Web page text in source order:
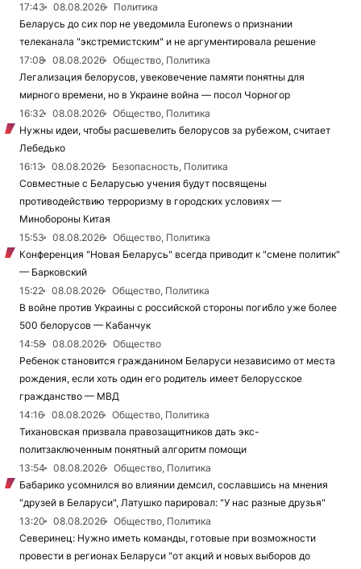
17:43
08.08.2026
Политика
Беларусь до сих пор не уведомила Euronews о признании
телеканала "экстремистским" и не аргументировала решение
17:08
08.08.2026
Общество, Политика
Легализация белорусов, увековечение памяти понятны для
мирного времени, но в Украине война — посол Чорногор
16:32
08.08.2026
Общество, Политика
Нужны идеи, чтобы расшевелить белорусов за рубежом, считает
Лебедько
16:13
08.08.2026
Безопасность, Политика
Совместные с Беларусью учения будут посвящены
противодействию терроризму в городских условиях —
Минобороны Китая
15:53
08.08.2026
Общество, Политика
Конференция "Новая Беларусь" всегда приводит к "смене политик"
— Барковский
15:22
08.08.2026
Общество, Политика
В войне против Украины с российской стороны погибло уже более
500 белорусов — Кабанчук
14:58
08.08.2026
Общество
Ребенок становится гражданином Беларуси независимо от места
рождения, если хоть один его родитель имеет белорусское
гражданство — МВД
14:16
08.08.2026
Общество, Политика
Тихановская призвала правозащитников дать экс-
политзаключенным понятный алгоритм помощи
13:54
08.08.2026
Общество, Политика
Бабарико усомнился во влиянии демсил, сославшись на мнения
"друзей в Беларуси", Латушко парировал: "У нас разные друзья"
13:20
08.08.2026
Общество, Политика
Северинец: Нужно иметь команды, готовые при возможности
провести в регионах Беларуси "от акций и новых выборов до